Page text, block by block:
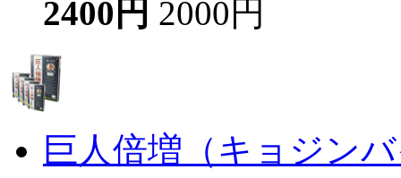
2400円 2000円
巨人倍増（キョジン